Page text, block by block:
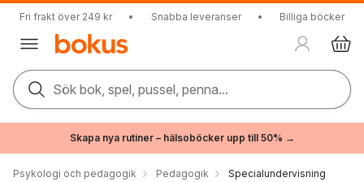
Fri frakt över 249 kr • Snabba leveranser • Billiga böcker
Sök bok, spel, pussel, penna...
Skapa nya rutiner – hälsoböcker upp till 50% →
Psykologi och pedagogik Pedagogik Specialundervisning